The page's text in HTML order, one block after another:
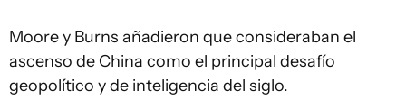
Moore y Burns añadieron que consideraban el
ascenso de China como el principal desafío
geopolítico y de inteligencia del siglo.